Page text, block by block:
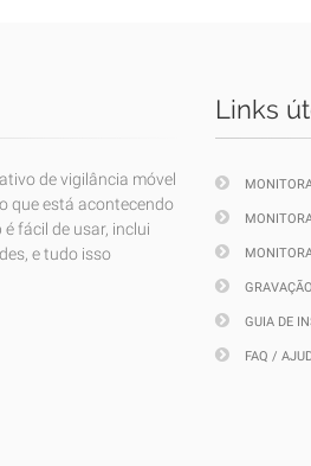
de vigilância móvel
que está acontecendo
fácil de usar, inclui
e tudo isso
Links
GUIA DE
FAQ /